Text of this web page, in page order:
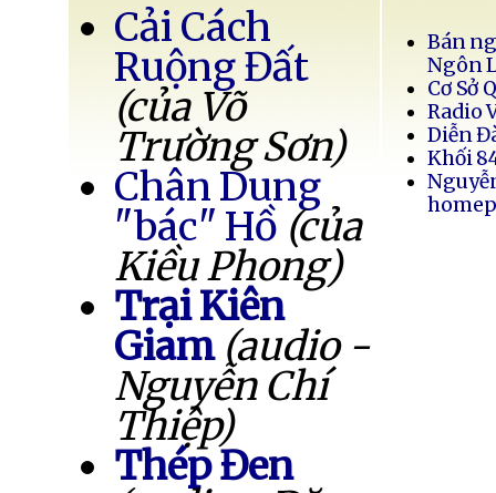
Cải Cách
Ruộng Đất
(của Võ
Trường Sơn)
Chân Dung
"bác" Hồ (của
Kiều Phong)
Trại Kiên
Giam (audio -
Nguyễn Chí
Thiệp)
Thép Đen
Bán
Ngôn
Cơ Sở
Radio
Diễn
Khối